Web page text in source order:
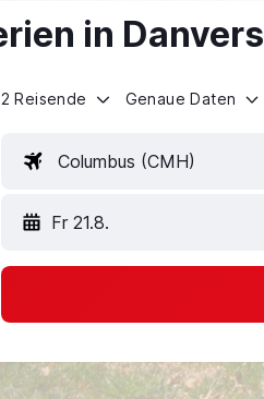
in Danvers
2 Reisende Genaue Daten
Columbus (CMH)
Fr 21.8.